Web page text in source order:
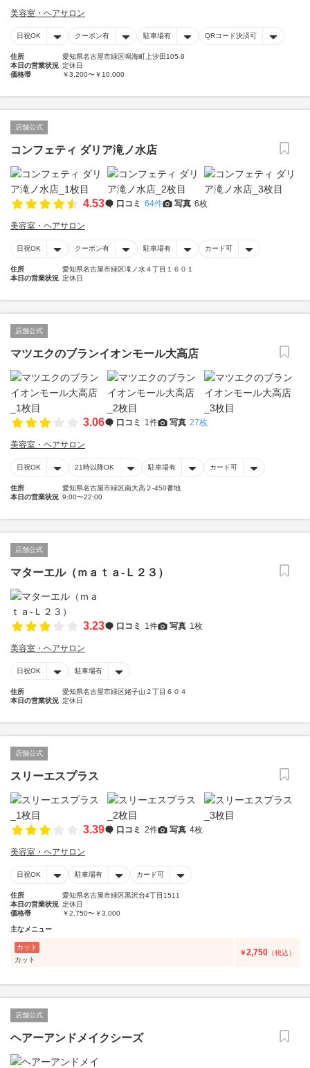
美容室・ヘアサロン
日祝OK クーポン有 駐車場有 QRコード決済可
住所
愛知県名古屋市緑区鳴海町上汐田105-9
本日の営業状況 定休日
価格帯
￥3,200〜￥10,000
店舗公式
コンフェティ ダリア滝ノ水店
4.53 口コミ 64件 写真 6枚
美容室・ヘアサロン
日祝OK クーポン有 駐車場有 カード可
住所
愛知県名古屋市緑区滝ノ水４丁目１６０１
本日の営業状況 定休日
店舗公式
マツエクのブランイオンモール大高店
3.06 口コミ 1件 写真 27枚
美容室・ヘアサロン
日祝OK 21時以降OK 駐車場有 カード可
住所
愛知県名古屋市緑区南大高２-450番地
本日の営業状況 9:00〜22:00
店舗公式
マターエル（ｍａｔａ‐Ｌ２３）
3.23 口コミ 1件 写真 1枚
美容室・ヘアサロン
日祝OK 駐車場有
住所
愛知県名古屋市緑区姥子山２丁目６０４
本日の営業状況 定休日
店舗公式
スリーエスプラス
3.39 口コミ 2件 写真 4枚
美容室・ヘアサロン
日祝OK 駐車場有 カード可
住所
愛知県名古屋市緑区黒沢台4丁目1511
本日の営業状況 定休日
価格帯
￥2,750〜￥3,000
主なメニュー
カット
カット
￥2,750 （税込）
店舗公式
ヘアーアンドメイクシーズ